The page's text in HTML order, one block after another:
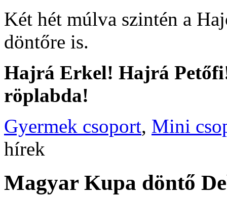
Két hét múlva szintén a
döntőre is.
Hajrá Erkel! Hajrá
röplabda!
Gyermek csoport, Mini
hírek
Magyar Kupa döntő